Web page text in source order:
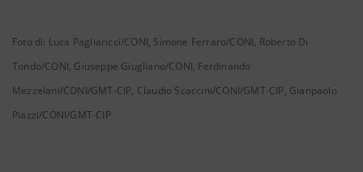
Foto di: Luca Pagliaricci/CONI, Simone Ferraro/CONI, Roberto Di
Tondo/CONI, Giuseppe Giugliano/CONI, Ferdinando
Mezzelani/CONI/GMT-CIP, Claudio Scaccini/CONI/GMT-CIP, Gianpaolo
Piazzi/CONI/GMT-CIP